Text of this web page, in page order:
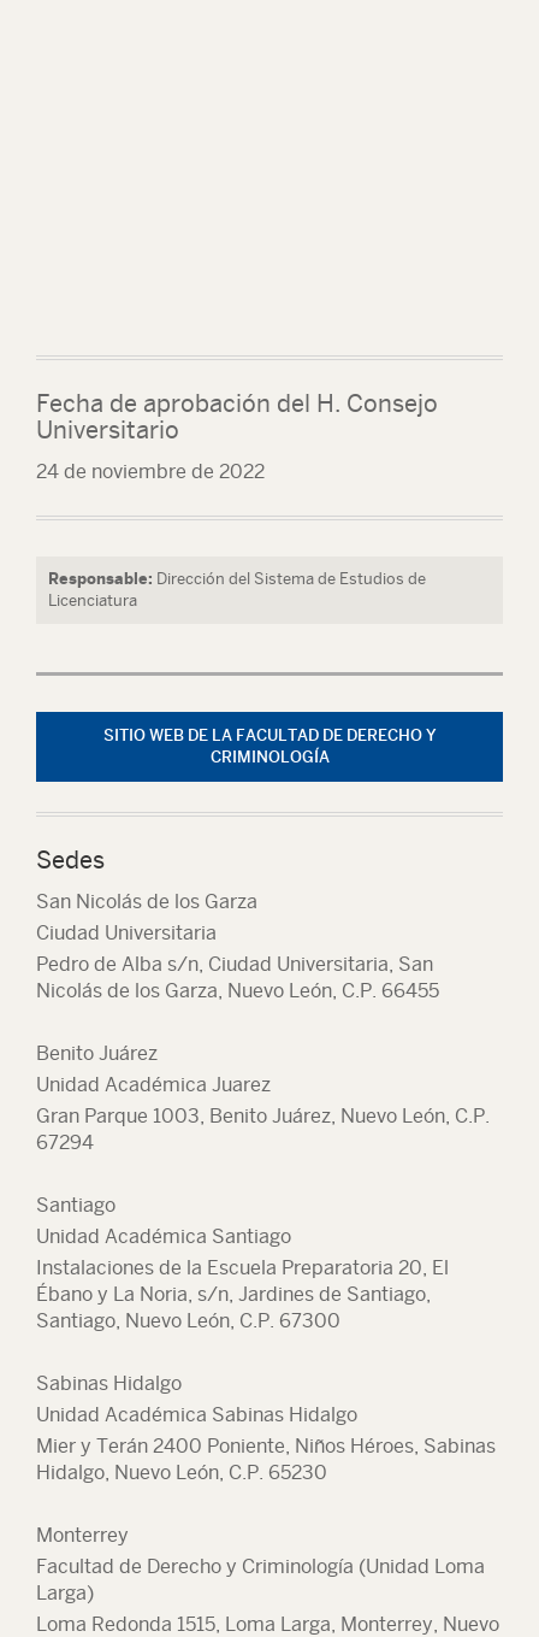
Fecha de aprobación del H. Consejo
Universitario
24 de noviembre de 2022
Responsable: Dirección del Sistema de Estudios de
Licenciatura
SITIO WEB DE LA FACULTAD DE DERECHO Y
CRIMINOLOGÍA
Sedes
San Nicolás de los Garza
Ciudad Universitaria
Pedro de Alba s/n, Ciudad Universitaria, San
Nicolás de los Garza, Nuevo León, C.P. 66455
Benito Juárez
Unidad Académica Juarez
Gran Parque 1003, Benito Juárez, Nuevo León, C.P.
67294
Santiago
Unidad Académica Santiago
Instalaciones de la Escuela Preparatoria 20, El
Ébano y La Noria, s/n, Jardines de Santiago,
Santiago, Nuevo León, C.P. 67300
Sabinas Hidalgo
Unidad Académica Sabinas Hidalgo
Mier y Terán 2400 Poniente, Niños Héroes, Sabinas
Hidalgo, Nuevo León, C.P. 65230
Monterrey
Facultad de Derecho y Criminología (Unidad Loma
Larga)
Loma Redonda 1515, Loma Larga, Monterrey, Nuevo